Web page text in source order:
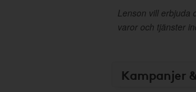
Lenson vill erbjuda
varor och tjänster
Kampanjer